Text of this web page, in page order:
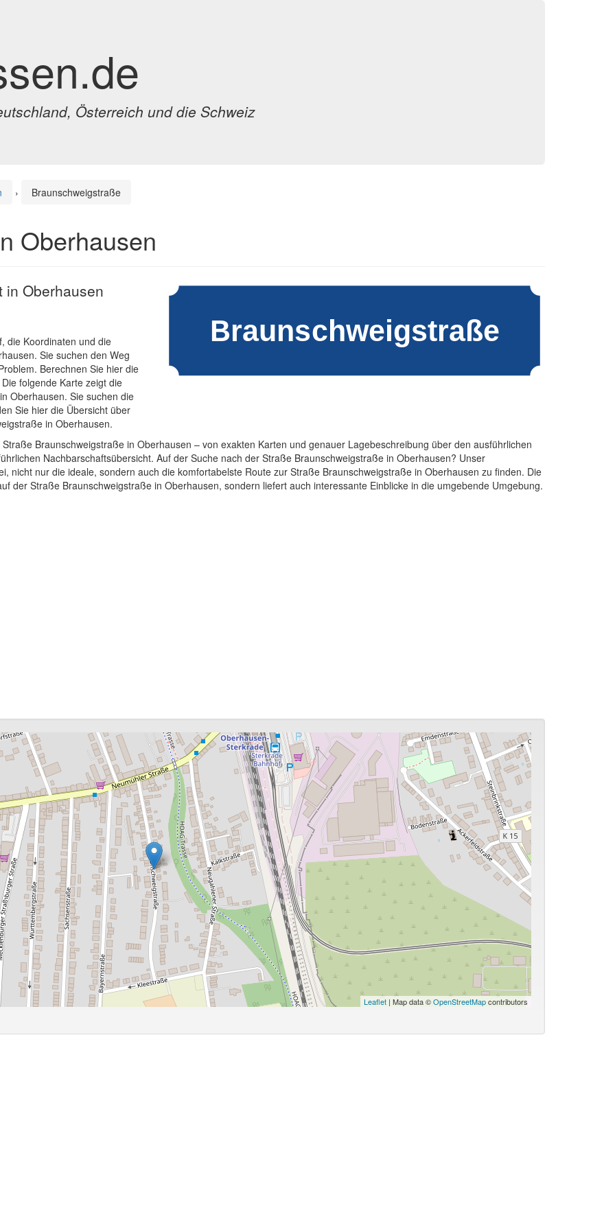
Österreich und die Schweiz
› Braunschweigstraße
Oberhausen
in Oberhausen
die Koordinaten und die
Sie suchen den Weg
Berechnen Sie hier die
folgende Karte zeigt die
Oberhausen. Sie suchen die
Sie hier die Übersicht über
in Oberhausen.
Braunschweigstraße in Oberhausen – von exakten Karten und genauer Lagebeschreibung über den ausführlichen
Nachbarschaftsübersicht. Auf der Suche nach der Straße Braunschweigstraße in Oberhausen? Unser
nicht nur die ideale, sondern auch die komfortabelste Route zur Straße Braunschweigstraße in Oberhausen zu finden. Die
der Straße Braunschweigstraße in Oberhausen, sondern liefert auch interessante Einblicke in die umgebende Umgebung.
Leaflet | Map data ©OpenStreetMapcontributors